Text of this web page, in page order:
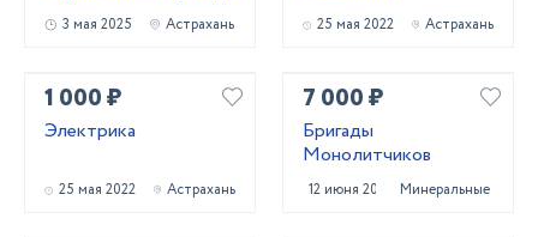
3 мая 2025 Астрахань 25 мая 2022 Астрахань
1 000 ₽
Электрика
25 мая 2022 Астрахань
7 000 ₽
Бригады
Монолитчиков
12 июня 2024 Минеральные Воды